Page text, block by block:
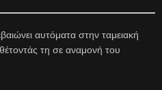
αυτόματα στην ταμειακή
τη σε αναμονή του